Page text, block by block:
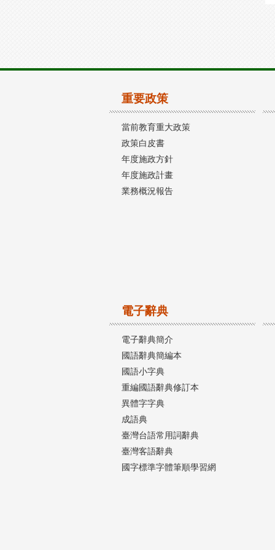
重要政策
當前教育重大政策
政策白皮書
年度施政方針
年度施政計畫
業務概況報告
電子辭典
電子辭典簡介
國語辭典簡編本
國語小字典
重編國語辭典修訂本
異體字字典
成語典
臺灣台語常用詞辭典
臺灣客語辭典
國字標準字體筆順學習網